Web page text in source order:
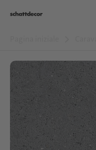
Prodotti
Chi siamo